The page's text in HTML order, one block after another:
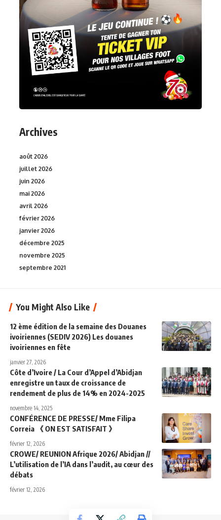
Archives
août 2026
juillet 2026
juin 2026
mai 2026
avril 2026
février 2026
janvier 2026
décembre 2025
novembre 2025
septembre 2021
You Might Also Like
12 ème édition de la semaine des Douanes
ivoiriennes (SEDIV 2026) Les douanes
ivoiriennes en fête
janvier 27, 2026
Côte d’Ivoire / La Cour d’Appel d’Abidjan
enregistre un taux de croissance de
rendement de plus de 14% en 2024-2025
novembre 14, 2025
CONFÉRENCE DE PRESSE/ Mme Filipa
Correia 《 ON EST SATISFAIT 》
février 12, 2026
CROWE/ REUNION Afrique 2026/ Abidjan //
L’utilisation de l’IA dans l’audit, au cœur des
débats
février 12, 2026